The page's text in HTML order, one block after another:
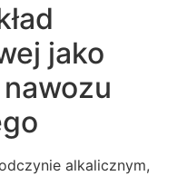
jako
alkalicznym,